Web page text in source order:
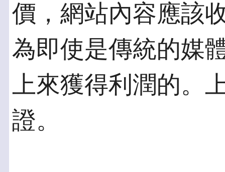
價，網站內容應該
為即使是傳統的媒
上來獲得利潤的。
證。